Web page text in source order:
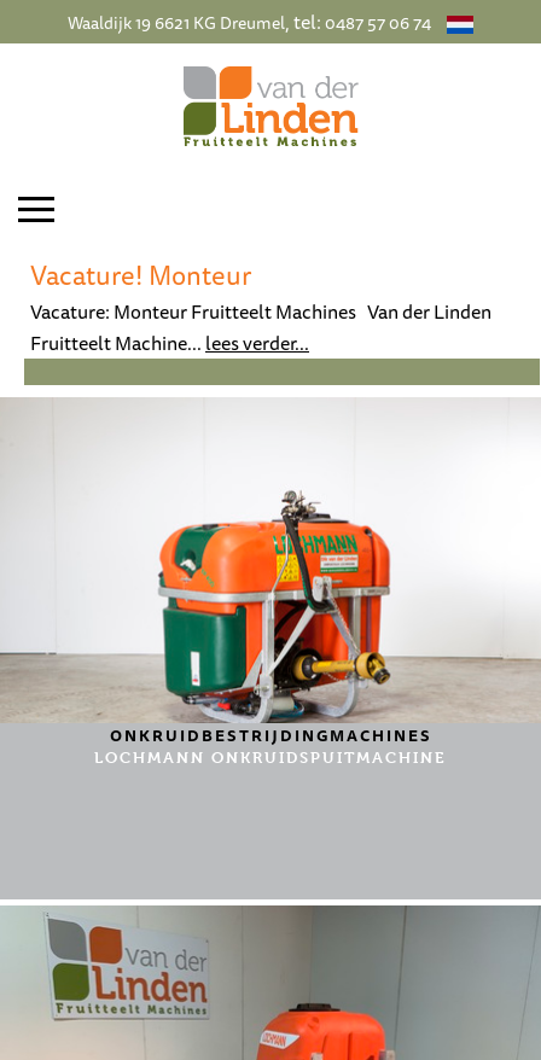
Waaldijk 19 6621 KG Dreumel, tel:0487 57 06 74
Vacature! Monteur
Vacature: Monteur Fruitteelt Machines Van der Linden
Fruitteelt Machine...lees verder...
ONKRUIDBESTRIJDINGMACHINES
LOCHMANN ONKRUIDSPUITMACHINE